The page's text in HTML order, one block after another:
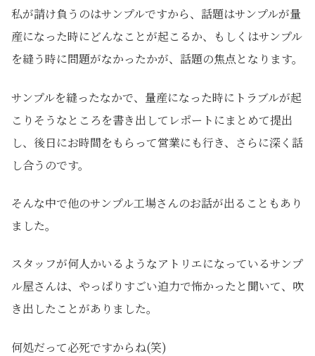
私が請け負うのはサンプルですから、話題はサンプルが量
産になった時にどんなことが起こるか、もしくはサンプル
を縫う時に問題がなかったかが、話題の焦点となります。
サンプルを縫ったなかで、量産になった時にトラブルが起
こりそうなところを書き出してレポートにまとめて提出
し、後日にお時間をもらって営業にも行き、さらに深く話
し合うのです。
そんな中で他のサンプル工場さんのお話が出ることもあり
ました。
スタッフが何人かいるようなアトリエになっているサンプ
ル屋さんは、やっぱりすごい迫力で怖かったと聞いて、吹
き出したことがありました。
何処だって必死ですからね(笑)